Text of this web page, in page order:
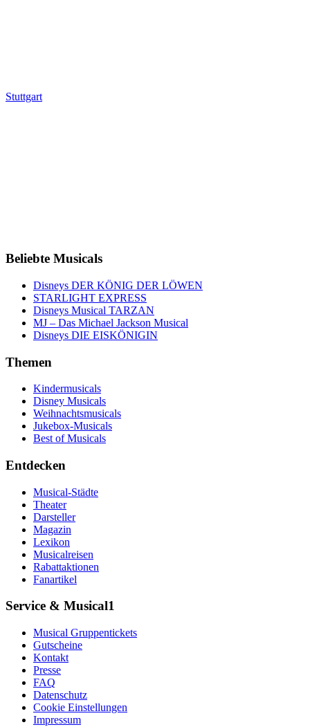
Stuttgart
Beliebte Musicals
Disneys DER KÖNIG DER LÖWEN
STARLIGHT EXPRESS
Disneys Musical TARZAN
MJ – Das Michael Jackson Musical
Disneys DIE EISKÖNIGIN
Themen
Kindermusicals
Disney Musicals
Weihnachtsmusicals
Jukebox-Musicals
Best of Musicals
Entdecken
Musical-Städte
Theater
Darsteller
Magazin
Lexikon
Musicalreisen
Rabattaktionen
Fanartikel
Service & Musical1
Musical Gruppentickets
Gutscheine
Kontakt
Presse
FAQ
Datenschutz
Cookie Einstellungen
Impressum